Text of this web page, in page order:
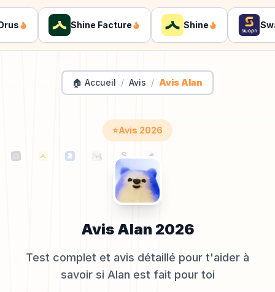
Shine Facture Shine
🏠 Accueil / Avis / Avis Alan
⭐Avis 2026
Avis Alan 2026
Test complet et avis détaillé pour t'aider à
savoir si Alan est fait pour toi